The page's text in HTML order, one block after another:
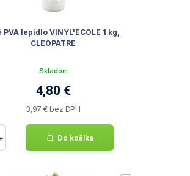
PVA lepidlo VINYL'ECOLE 1 kg,
CLEOPATRE
Skladom
4,80 €
3,97 € bez DPH
Do košíka